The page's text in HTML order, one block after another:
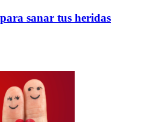
sanar tus heridas